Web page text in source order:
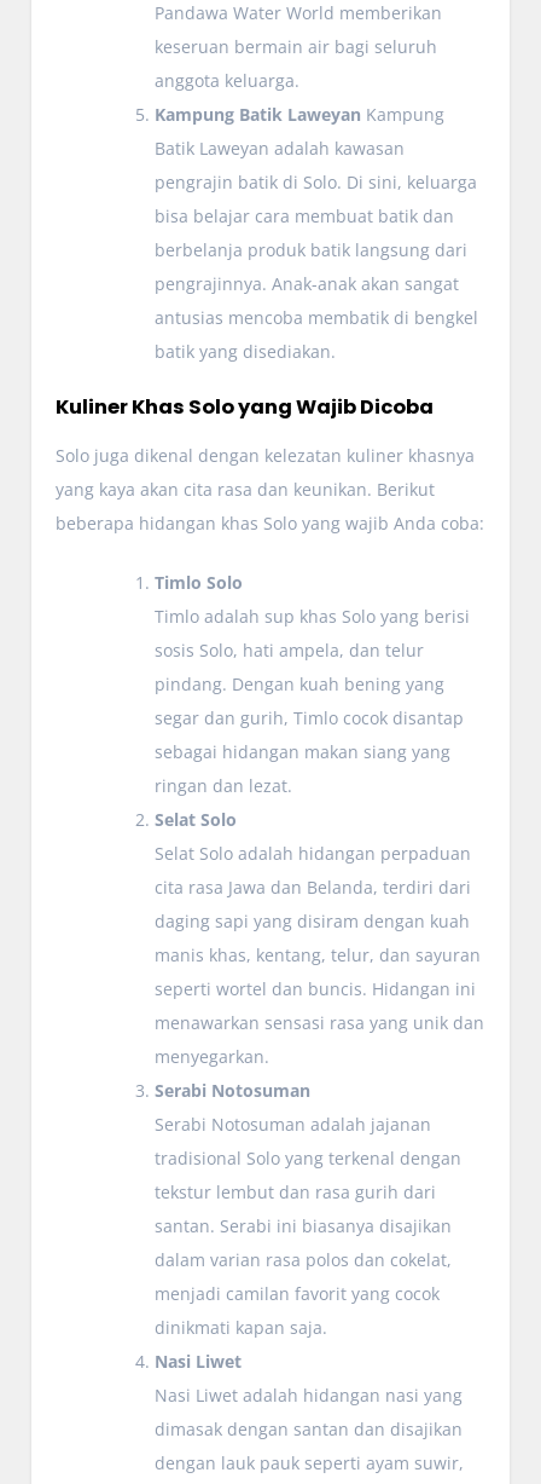
Pandawa Water World memberikan
keseruan bermain air bagi seluruh
anggota keluarga.
Kampung Batik Laweyan Kampung
Batik Laweyan adalah kawasan
pengrajin batik di Solo. Di sini, keluarga
bisa belajar cara membuat batik dan
berbelanja produk batik langsung dari
pengrajinnya. Anak-anak akan sangat
antusias mencoba membatik di bengkel
batik yang disediakan.
Kuliner Khas Solo yang Wajib Dicoba
Solo juga dikenal dengan kelezatan kuliner khasnya
yang kaya akan cita rasa dan keunikan. Berikut
beberapa hidangan khas Solo yang wajib Anda coba:
Timlo Solo
Timlo adalah sup khas Solo yang berisi
sosis Solo, hati ampela, dan telur
pindang. Dengan kuah bening yang
segar dan gurih, Timlo cocok disantap
sebagai hidangan makan siang yang
ringan dan lezat.
Selat Solo
Selat Solo adalah hidangan perpaduan
cita rasa Jawa dan Belanda, terdiri dari
daging sapi yang disiram dengan kuah
manis khas, kentang, telur, dan sayuran
seperti wortel dan buncis. Hidangan ini
menawarkan sensasi rasa yang unik dan
menyegarkan.
Serabi Notosuman
Serabi Notosuman adalah jajanan
tradisional Solo yang terkenal dengan
tekstur lembut dan rasa gurih dari
santan. Serabi ini biasanya disajikan
dalam varian rasa polos dan cokelat,
menjadi camilan favorit yang cocok
dinikmati kapan saja.
Nasi Liwet
Nasi Liwet adalah hidangan nasi yang
dimasak dengan santan dan disajikan
dengan lauk pauk seperti ayam suwir,